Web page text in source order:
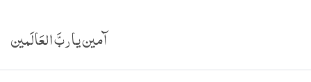
آمين يا ربَّ العَالَمين